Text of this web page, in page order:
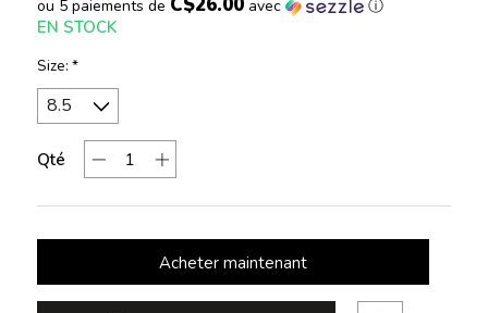
ou 5 paiements de avec ⓘ
EN STOCK
Size: *
Qté
Acheter maintenant